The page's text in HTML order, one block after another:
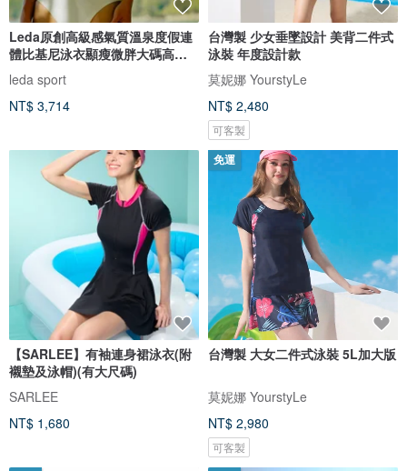
Leda原創高級感氣質溫泉度假連
體比基尼泳衣顯瘦微胖大碼高開
衩女
leda sport
NT$ 3,714
台灣製 少女垂墜設計 美背二件式
泳裝 年度設計款
莫妮娜 YourstyLe
NT$ 2,480
可客製
【SARLEE】有袖連身裙泳衣(附
襯墊及泳帽)(有大尺碼)
SARLEE
NT$ 1,680
免運
台灣製 大女二件式泳裝 5L加大版
莫妮娜 YourstyLe
NT$ 2,980
可客製